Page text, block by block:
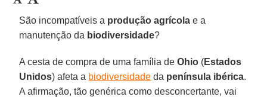
São incompatíveis a produção agrícola e a
manutenção da biodiversidade?
A cesta de compra de uma família deOhio (Estados
Unidos) afeta a biodiversidade da península ibérica.
A afirmação, tão genérica como desconcertante, vai